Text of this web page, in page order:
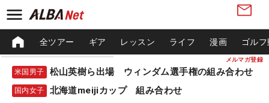
メルマガ登録
全ツアー ギア レッスン ライフ 漫画 ゴル
米国男子 松山英樹ら出場 ウィンダム選手権の組み合わせ
国内女子 北海道meijiカップ 組み合わせ